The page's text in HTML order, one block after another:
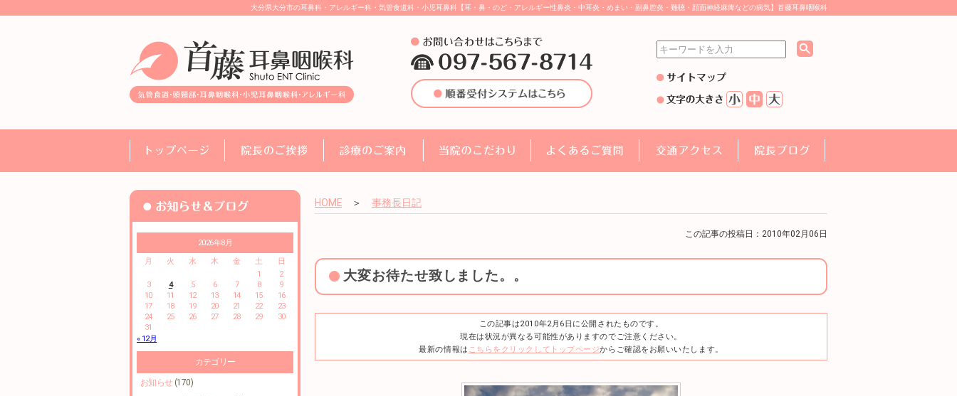
大分県大分市の耳鼻科・アレルギー科・気管食道科・小児耳鼻科【耳・鼻・のど・アレルギー性鼻炎・中耳炎・めまい・副鼻腔炎・難聴・顔面神経麻痺などの病気】首藤耳鼻咽喉科
2026年8月
月
火 水 木 金 土
日
1
2
3
4 5 6 7 8
9
10
11 12 13 14 15
16
17
18 19 20 21 22
23
24
25 26 27 28 29
30
31
« 12月
カテゴリー
お知らせ (170)
HOME ＞ 事務長日記
この記事の投稿日：2010年02月06日
大変お待たせ致しました。。
この記事は2010年2月6日に公開されたものです。
現在は状況が異なる可能性がありますのでご注意ください。
最新の情報は こちらをクリックしてトップページからご確認をお願いいたします。